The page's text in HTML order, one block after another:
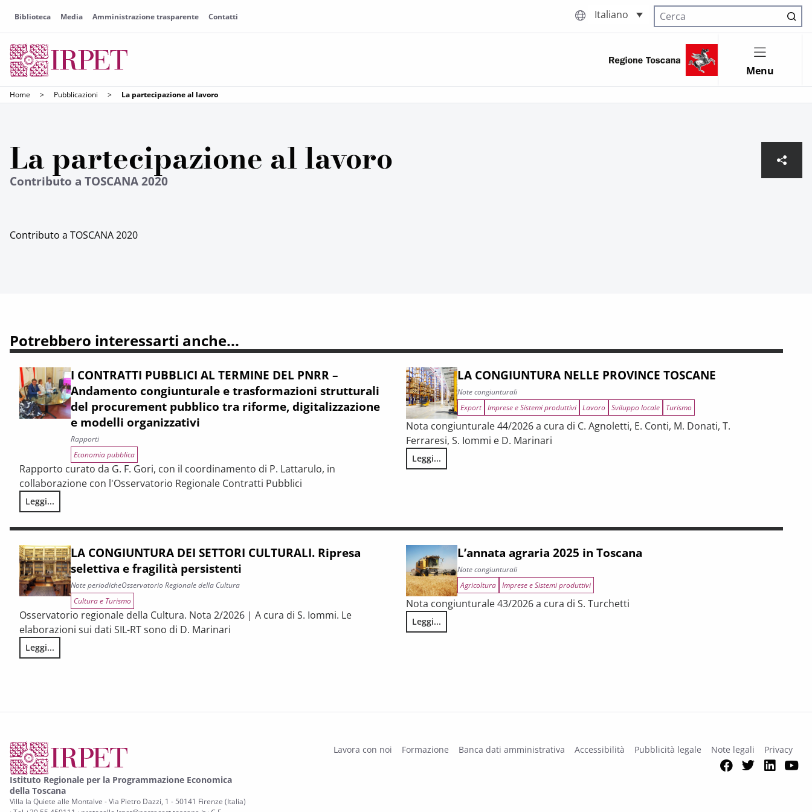
Biblioteca Media Amministrazione trasparente Contatti Italiano
Cerca nel sito
Menu
Home > Pubblicazioni > La partecipazione al lavoro
La partecipazione al lavoro
Contributo a TOSCANA 2020
Contributo a TOSCANA 2020
Potrebbero interessarti anche...
I CONTRATTI PUBBLICI AL TERMINE DEL PNRR –
Andamento congiunturale e trasformazioni strutturali
del procurement pubblico tra riforme, digitalizzazione
e modelli organizzativi
Rapporti
Economia pubblica
Rapporto curato da G. F. Gori, con il coordinamento di P. Lattarulo, in
collaborazione con l'Osservatorio Regionale Contratti Pubblici
Leggi...
I CONTRATTI PUBBLICI AL TERMINE DEL PNRR – Andamento congiunturale e trasformazioni strutturali del procurement pubblico tra riforme, digitalizzazione e modelli organizzativi
LA CONGIUNTURA NELLE PROVINCE TOSCANE
Note congiunturali
Export Imprese e Sistemi produttivi Lavoro Sviluppo locale Turismo
Nota congiunturale 44/2026 a cura di C. Agnoletti, E. Conti, M. Donati, T.
Ferraresi, S. Iommi e D. Marinari
Leggi...
LA CONGIUNTURA NELLE PROVINCE TOSCANE
LA CONGIUNTURA DEI SETTORI CULTURALI. Ripresa
selettiva e fragilità persistenti
Note periodicheOsservatorio Regionale della Cultura
Cultura e Turismo
Osservatorio regionale della Cultura. Nota 2/2026 | A cura di S. Iommi. Le
elaborazioni sui dati SIL-RT sono di D. Marinari
Leggi...
LA CONGIUNTURA DEI SETTORI CULTURALI. Ripresa selettiva e fragilità persistenti
L’annata agraria 2025 in Toscana
Note congiunturali
Agricoltura Imprese e Sistemi produttivi
Nota congiunturale 43/2026 a cura di S. Turchetti
Leggi...
L’annata agraria 2025 in Toscana
Istituto Regionale per la Programmazione Economica
della Toscana
Villa la Quiete alle Montalve - Via Pietro Dazzi, 1 - 50141 Firenze (Italia)
Lavora con noi Formazione Banca dati amministrativa Accessibilità Pubblicità legale Note legali Privacy
Facebook
Twitter